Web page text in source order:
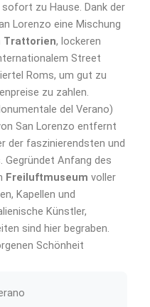
zu Hause. Dank der
Lorenzo eine Mischung
Trattorien, lockeren
Street
Roms, um gut zu
zu zahlen.
del Verano)
San Lorenzo entfernt
der faszinierendsten und
Anfang des
Freiluftmuseum voller
Kapellen und
Künstler,
sind hier begraben.
Schönheit